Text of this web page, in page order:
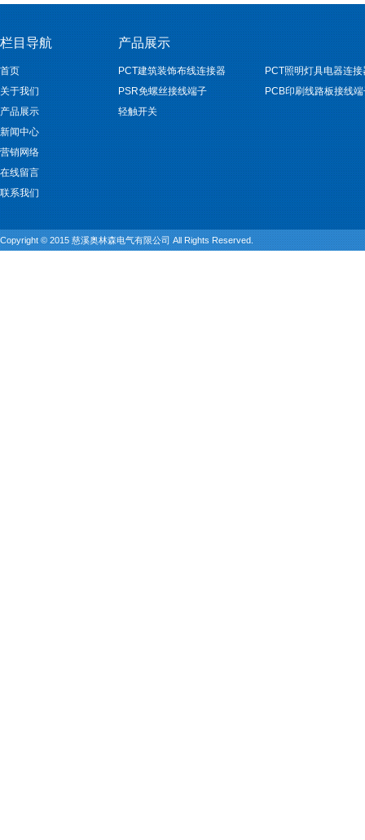
栏目导航
首页
关于我们
产品展示
新闻中心
营销网络
在线留言
联系我们
产品展示
PCT建筑装饰布线连接器
PCT照明灯具电器连接
PSR免螺丝接线端子
PCB印刷线路板接线
轻触开关
Copyright © 2015 慈溪奥林森电气有限公司 All Rights Reserved.